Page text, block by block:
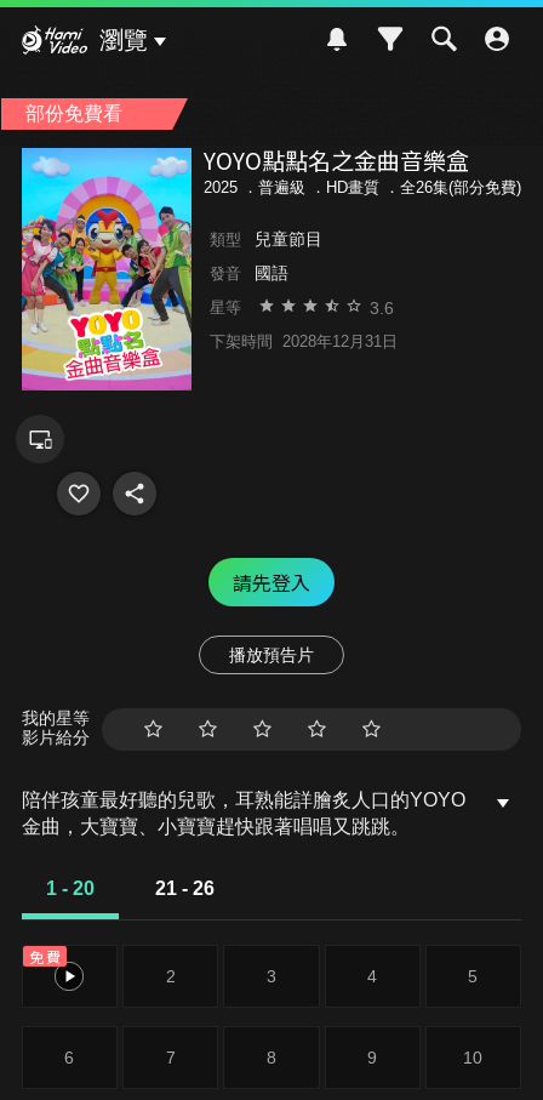
瀏覽
部份免費看
YOYO點點名之金曲音樂盒
2025 ． 普遍級 ．HD畫質 ．全26集(部分免費)
類型 兒童節目
發音 國語
星等 3.6
下架時間 2028年12月31日
請先登入
播放預告片
我的星等
影片給分
陪伴孩童最好聽的兒歌，耳熟能詳膾炙人口的YOYO
金曲，大寶寶、小寶寶趕快跟著唱唱又跳跳。
1 - 20 21 - 26
免費
1 2 3 4 5
6 7 8 9 10